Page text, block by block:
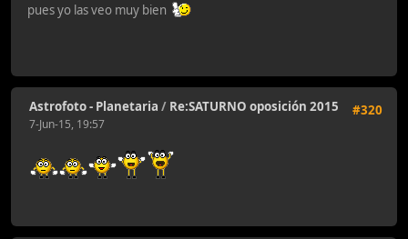
pues yo las veo muy bien
#320
Astrofoto - Planetaria / Re:SATURNO oposición 2015
7-Jun-15, 19:57